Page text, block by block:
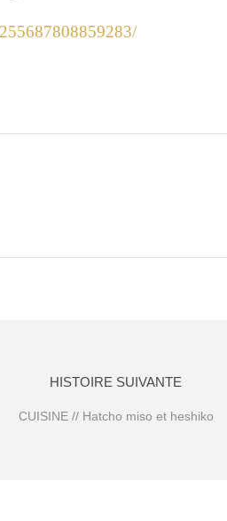
HISTOIRE SUIVANTE
CUISINE // Hatcho miso et heshiko